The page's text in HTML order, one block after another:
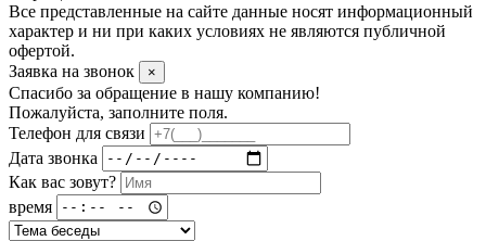
Все представленные на сайте данные носят информационный
характер и ни при каких условиях не являются публичной
офертой.
Заявка на звонок
×
Спасибо за обращение в нашу компанию!
Пожалуйста, заполните поля.
Телефон для связи
Дата звонка
Как вас зовут?
время